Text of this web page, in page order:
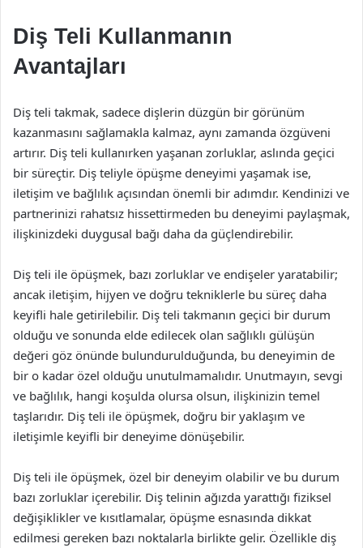
Diş Teli Kullanmanın
Avantajları
Diş teli takmak, sadece dişlerin düzgün bir görünüm
kazanmasını sağlamakla kalmaz, aynı zamanda özgüveni
artırır. Diş teli kullanırken yaşanan zorluklar, aslında geçici
bir süreçtir. Diş teliyle öpüşme deneyimi yaşamak ise,
iletişim ve bağlılık açısından önemli bir adımdır. Kendinizi ve
partnerinizi rahatsız hissettirmeden bu deneyimi paylaşmak,
ilişkinizdeki duygusal bağı daha da güçlendirebilir.
Diş teli ile öpüşmek, bazı zorluklar ve endişeler yaratabilir;
ancak iletişim, hijyen ve doğru tekniklerle bu süreç daha
keyifli hale getirilebilir. Diş teli takmanın geçici bir durum
olduğu ve sonunda elde edilecek olan sağlıklı gülüşün
değeri göz önünde bulundurulduğunda, bu deneyimin de
bir o kadar özel olduğu unutulmamalıdır. Unutmayın, sevgi
ve bağlılık, hangi koşulda olursa olsun, ilişkinizin temel
taşlarıdır. Diş teli ile öpüşmek, doğru bir yaklaşım ve
iletişimle keyifli bir deneyime dönüşebilir.
Diş teli ile öpüşmek, özel bir deneyim olabilir ve bu durum
bazı zorluklar içerebilir. Diş telinin ağızda yarattığı fiziksel
değişiklikler ve kısıtlamalar, öpüşme esnasında dikkat
edilmesi gereken bazı noktalarla birlikte gelir. Özellikle diş